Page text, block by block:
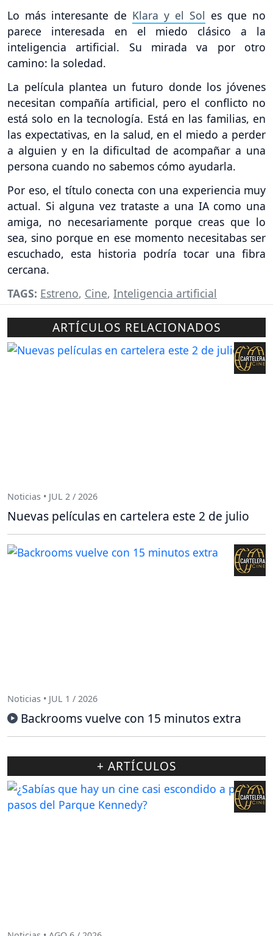
Lo más interesante de Klara y el Sol es que no
parece interesada en el miedo clásico a la
inteligencia artificial. Su mirada va por otro
camino: la soledad.
La película plantea un futuro donde los jóvenes
necesitan compañía artificial, pero el conflicto no
está solo en la tecnología. Está en las familias, en
las expectativas, en la salud, en el miedo a perder
a alguien y en la dificultad de acompañar a una
persona cuando no sabemos cómo ayudarla.
Por eso, el título conecta con una experiencia muy
actual. Si alguna vez trataste a una IA como una
amiga, no necesariamente porque creas que lo
sea, sino porque en ese momento necesitabas ser
escuchado, esta historia podría tocar una fibra
cercana.
TAGS: Estreno, Cine, Inteligencia artificial
ARTÍCULOS RELACIONADOS
Noticias • JUL 2 / 2026
Nuevas películas en cartelera este 2 de julio
Noticias • JUL 1 / 2026
Backrooms vuelve con 15 minutos extra
+ ARTÍCULOS